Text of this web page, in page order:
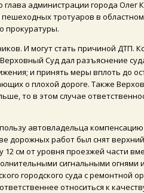
администрации города
тротуаров в
прокуратуры.
И могут стать причиной ДТП.
Суд дал разъяснение
и принять меры вплоть до
о плохой дороге. Также
то в этом случае
автовладельца
дорожных работ был снят
см от уровня проезжей части
сигнальными
городского суда с ремонтной
относиться к